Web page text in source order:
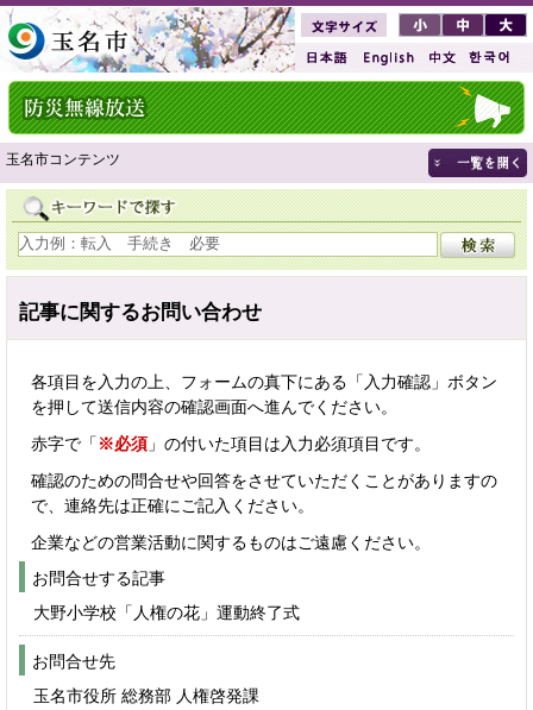
玉名市コンテンツ
記事に関するお問い合わせ
各項目を入力の上、フォームの真下にある「入力確認」ボタン
を押して送信内容の確認画面へ進んでください。
赤字で「 ※必須 」の付いた項目は入力必須項目です。
確認のための問合せや回答をさせていただくことがありますの
で、連絡先は正確にご記入ください。
企業などの営業活動に関するものはご遠慮ください。
お問合せする記事
大野小学校「人権の花」運動終了式
お問合せ先
玉名市役所 総務部 人権啓発課